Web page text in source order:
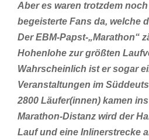
Aber es waren trotzdem
begeisterte Fans da, welche
Der EBM-Papst-„Marathon“
Hohenlohe zur größten
Wahrscheinlich ist er sogar
Veranstaltungen im
2800 Läufer(innen) kamen
Marathon-Distanz wird der
Lauf und eine Inlinerstrecke